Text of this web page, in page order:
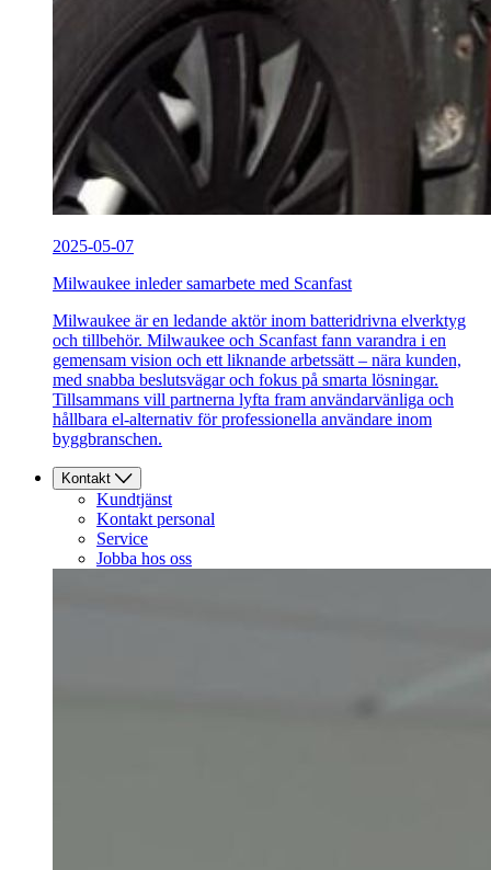
2025-05-07
Milwaukee inleder samarbete med Scanfast
Milwaukee är en ledande aktör inom batteridrivna elverktyg
och tillbehör. Milwaukee och Scanfast fann varandra i en
gemensam vision och ett liknande arbetssätt – nära kunden,
med snabba beslutsvägar och fokus på smarta lösningar.
Tillsammans vill partnerna lyfta fram användarvänliga och
hållbara el-alternativ för professionella användare inom
byggbranschen.
Kontakt
Kundtjänst
Kontakt personal
Service
Jobba hos oss